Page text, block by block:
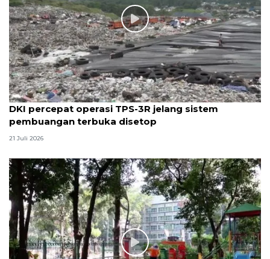
DKI percepat operasi TPS-3R jelang sistem
pembuangan terbuka disetop
21 Juli 2026